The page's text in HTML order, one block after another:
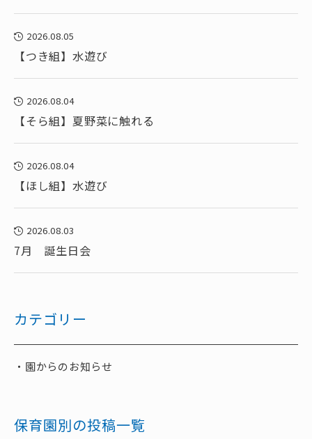
2026.08.05
【つき組】水遊び
2026.08.04
【そら組】夏野菜に触れる
2026.08.04
【ほし組】水遊び
2026.08.03
7月 誕生日会
カテゴリー
園からのお知らせ
保育園別の投稿一覧